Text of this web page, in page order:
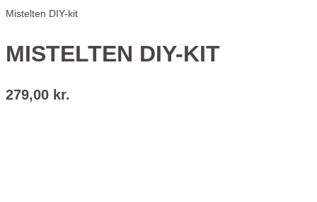
Mistelten DIY-kit
MISTELTEN DIY-KIT
279,00 kr.